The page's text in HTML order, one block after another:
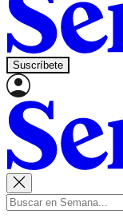
Suscríbete